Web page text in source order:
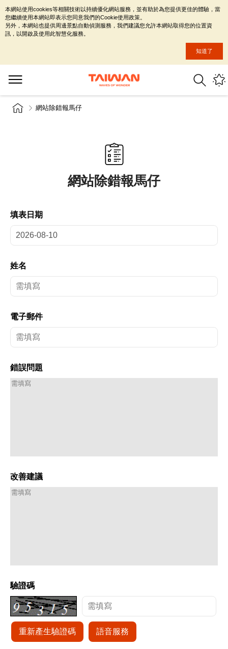
網站除錯報馬仔
網站除錯報馬仔
填表日期
姓名
電子郵件
錯誤問題
改善建議
驗證碼
重新產生驗證碼 語音服務
本網站使用cookies等相關技術以持續優化網站服務，並有助於為您提供更佳的體驗，當
您繼續使用本網站即表示您同意我們的Cookie使用政策。
另外，本網站也提供周邊景點自動偵測服務，我們建議您允許本網站取得您的位置資
訊，以開啟及使用此智慧化服務。
知道了